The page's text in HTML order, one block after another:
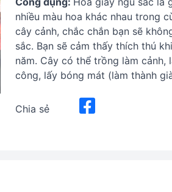
nhiều màu hoa khác nhau trong
cây cảnh, chắc chắn bạn sẽ
sắc. Bạn sẽ cảm thấy thích thú
năm. Cây có thể trồng làm cảnh,
công, lấy bóng mát (làm thành
Chia sẻ